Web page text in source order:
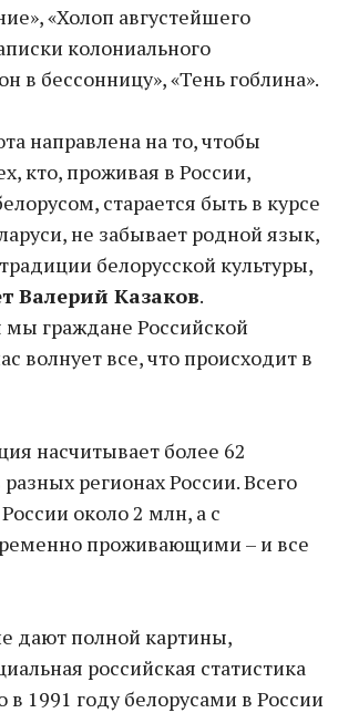
«Холоп августейшего
колониального
в бессонницу», «Тень гоблина».
направлена на то, чтобы
кто, проживая в России,
старается быть в курсе
не забывает родной язык,
белорусской культуры,
Валерий Казаков.
мы граждане Российской
волнует все, что происходит в
насчитывает более 62
регионах России. Всего
около 2 млн, а с
проживающими – и все
дают полной картины,
российская статистика
в 1991 году белорусами в России